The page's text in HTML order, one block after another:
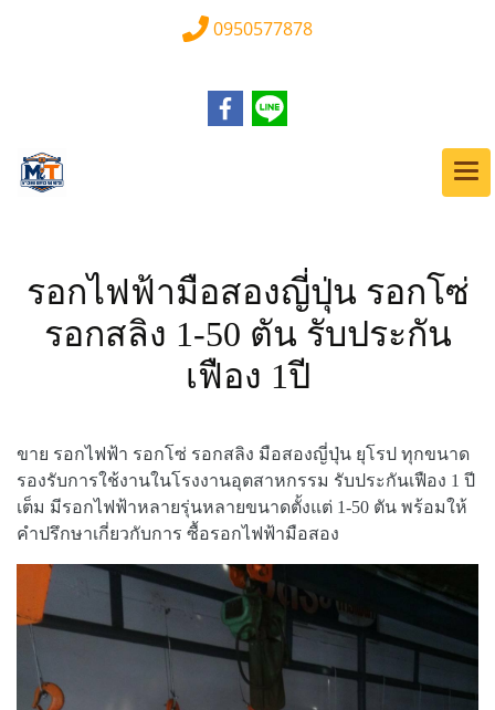
0950577878
รอกไฟฟ้ามือสองญี่ปุ่น รอกโซ่
รอกสลิง 1-50 ตัน รับประกัน
เฟือง 1ปี
ขาย รอกไฟฟ้า รอกโซ่ รอกสลิง มือสองญี่ปุ่น ยุโรป ทุกขนาด
รองรับการใช้งานในโรงงานอุตสาหกรรม รับประกันเฟือง 1 ปี
เต็ม มีรอกไฟฟ้าหลายรุ่นหลายขนาดตั้งแต่ 1-50 ตัน พร้อมให้
คำปรึกษาเกี่ยวกับการ ซื้อรอกไฟฟ้ามือสอง